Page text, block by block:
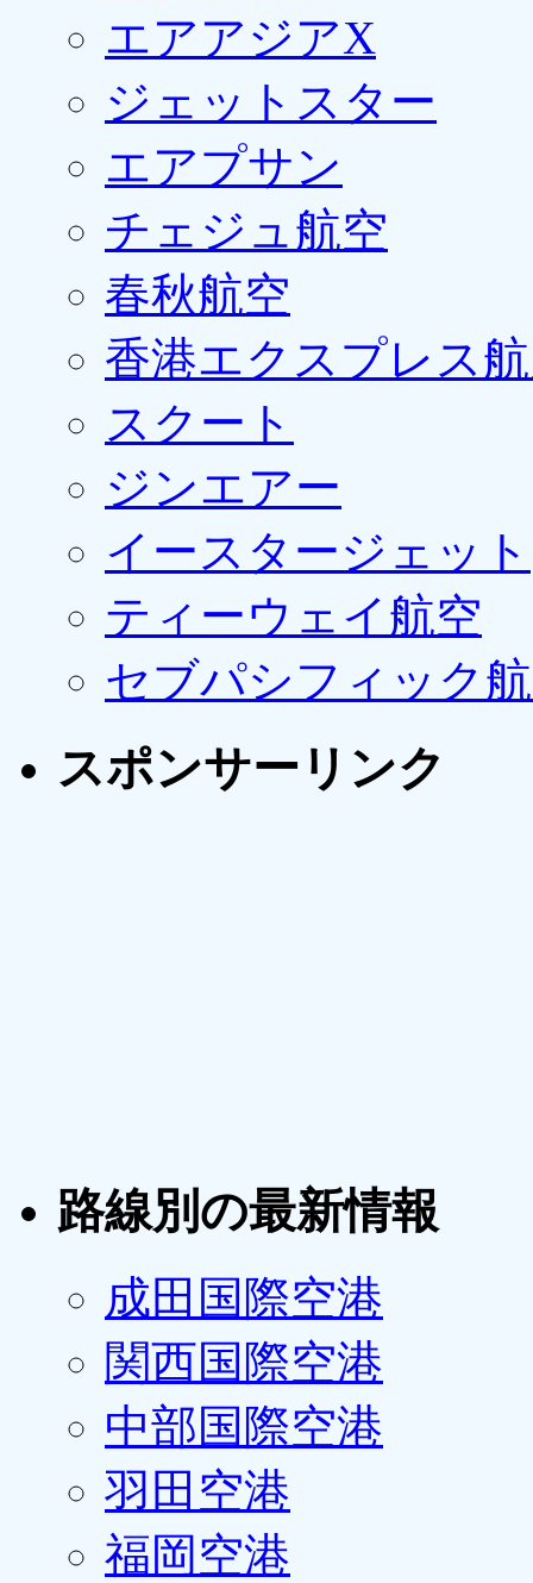
エアアジアX
ジェットスター
エアプサン
チェジュ航空
春秋航空
香港エクスプレス
スクート
ジンエアー
イースタージェット
ティーウェイ航空
セブパシフィック
スポンサーリンク
路線別の最新情報
成田国際空港
関西国際空港
中部国際空港
羽田空港
福岡空港